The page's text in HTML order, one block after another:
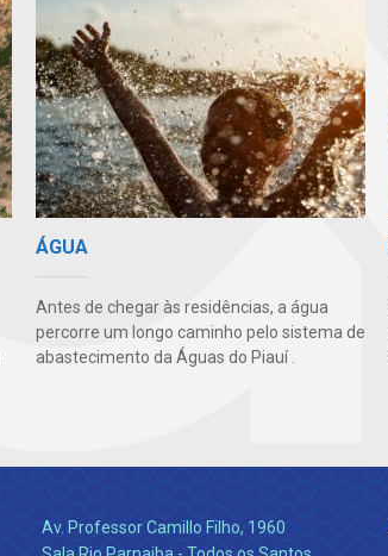
ÁGUA
Antes de chegar às residências, a água
percorre um longo caminho pelo sistema de
abastecimento da Águas do Piauí .
Av. Professor Camillo Filho, 1960